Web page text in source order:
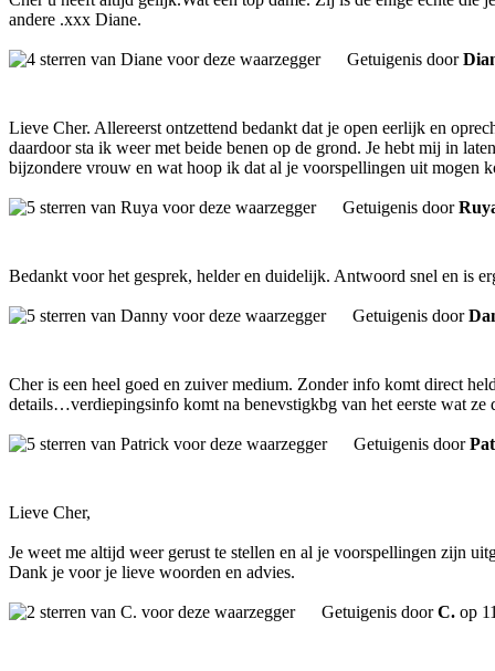
andere .xxx Diane.
Getuigenis door
Lieve Cher. Allereerst ontzettend bedankt dat je open eerlijk en
daardoor sta ik weer met beide benen op de grond. Je hebt mij in
bijzondere vrouw en wat hoop ik dat al je voorspellingen uit mogen
Getuigenis door
Bedankt voor het gesprek, helder en duidelijk. Antwoord snel en is
Getuigenis door
Cher is een heel goed en zuiver medium. Zonder info komt direct
details…verdiepingsinfo komt na benevstigkbg van het eerste wat ze
Getuigenis door
Lieve Cher,
Je weet me altijd weer gerust te stellen en al je voorspellingen zijn
Dank je voor je lieve woorden en advies.
Getuigenis doorC. op